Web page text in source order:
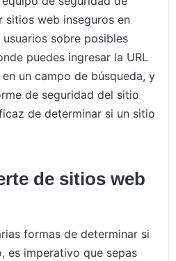
sitios web inseguros en
sobre posibles
puedes ingresar la URL
un campo de búsqueda, y
de seguridad del sitio
de determinar si un sitio
de sitios web
formas de determinar si
es imperativo que sepas